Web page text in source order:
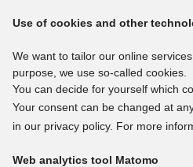
Report Accessibility
Social media channels
BlueSky
YouTube
LinkedIn
Use of cookies and other
We want to tailor our online
purpose, we use so-called cookies.
You can decide for yourself which
Your consent can be changed at
in our privacy policy. For more
Web analytics tool Matomo